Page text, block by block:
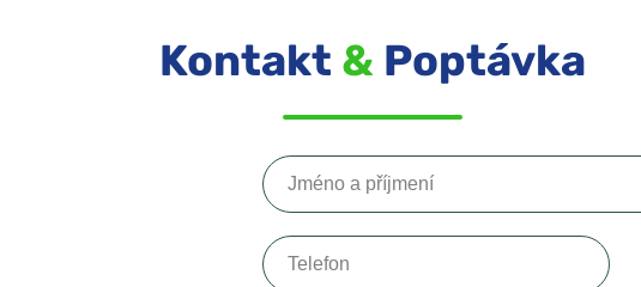
Kontakt & Poptávka
Jméno a příjmení
Telefon